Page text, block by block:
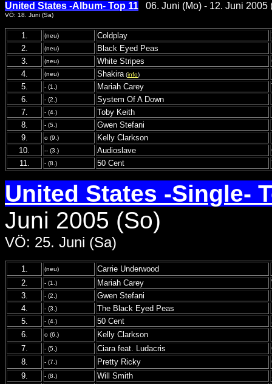
United States -Album- Top 11 06. Juni (Mo) - 12. Juni 2005
VÖ: 18. Juni (Sa)
1. (neu) Coldplay
2.
(neu) Black Eyed Peas
3.
(neu) White Stripes
4.
(neu) Shakira(info)
5.
- (1.) Mariah Carey
6.
- (2.) System Of A Down
7.
- (4.) Toby Keith
8.
- (5.) Gwen Stefani
9.
o (9.) Kelly Clarkson
10.
-- (3.) Audioslave
11.
- (8.) 50 Cent
United States -Single-
Juni 2005 (So)
VÖ: 25. Juni (Sa)
1. (neu) Carrie Underwood
2.
- (1.) Mariah Carey
3.
- (2.) Gwen Stefani
4.
- (3.) The Black Eyed Peas
5.
- (4.) 50 Cent
6.
o (6.) Kelly Clarkson
7.
- (5.) Ciara feat. Ludacris
8.
- (7.) Pretty Ricky
9.
- (8.) Will Smith